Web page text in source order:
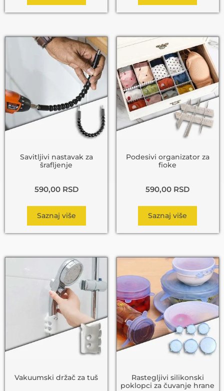
Savitljivi nastavak za
šrafljenje
590,00 RSD
Saznaj više
Podesivi organizator za
fioke
590,00 RSD
Saznaj više
Vakuumski držač za tuš
Rastegljivi silikonski
poklopci za čuvanje hrane